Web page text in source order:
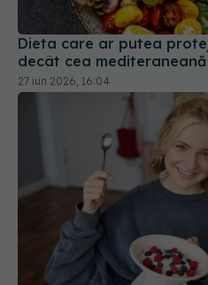
27 iun 2026, 16:04
7 alimente care reduc
10 mai 2025, 18:15